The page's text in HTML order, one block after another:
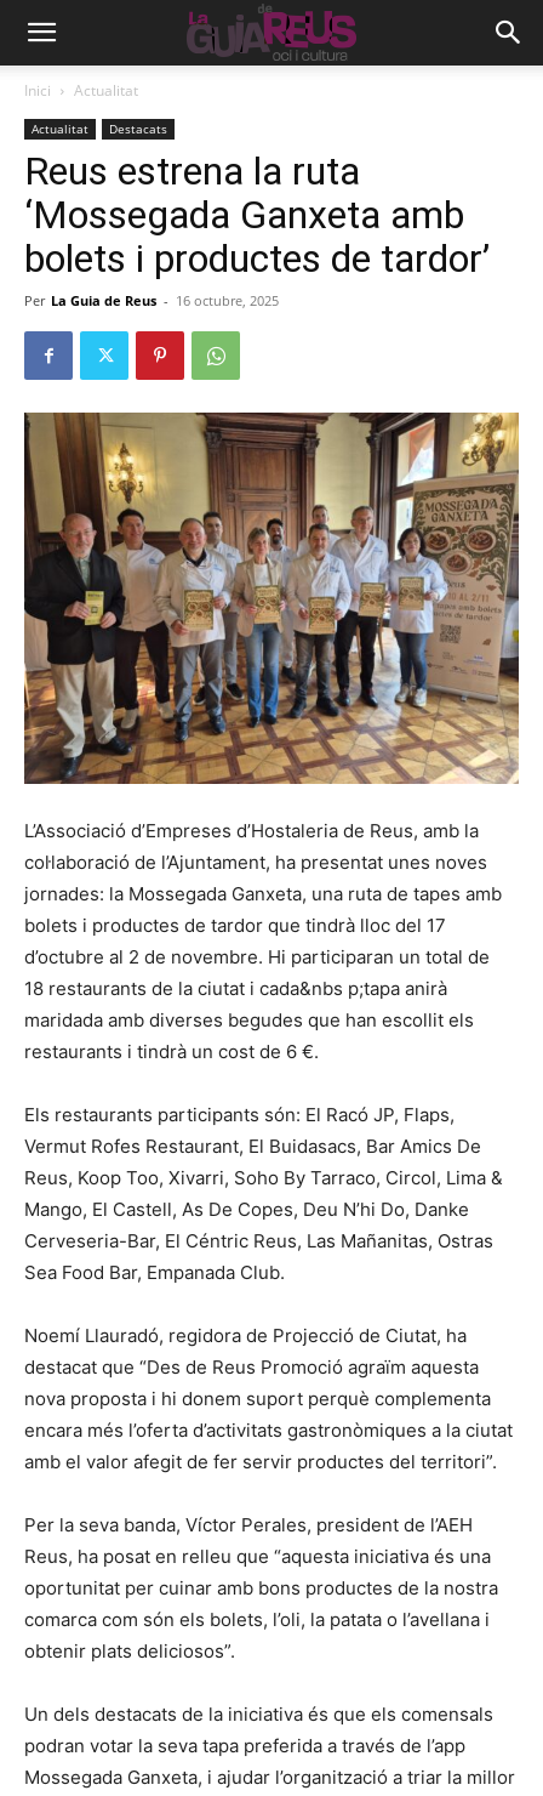
Inici Actualitat
Actualitat Destacats
Reus estrena la ruta
‘Mossegada Ganxeta amb
bolets i productes de tardor’
Per La Guia de Reus - 16 octubre, 2025
L’Associació d’Empreses d’Hostaleria de Reus, amb la
col·laboració de l’Ajuntament, ha presentat unes noves
jornades: la Mossegada Ganxeta, una ruta de tapes amb
bolets i productes de tardor que tindrà lloc del 17
d’octubre al 2 de novembre. Hi participaran un total de
18 restaurants de la ciutat i cada&nbs p;tapa anirà
maridada amb diverses begudes que han escollit els
restaurants i tindrà un cost de 6 €.
Els restaurants participants són: El Racó JP, Flaps,
Vermut Rofes Restaurant, El Buidasacs, Bar Amics De
Reus, Koop Too, Xivarri, Soho By Tarraco, Circol, Lima &
Mango, El Castell, As De Copes, Deu N’hi Do, Danke
Cerveseria-Bar, El Céntric Reus, Las Mañanitas, Ostras
Sea Food Bar, Empanada Club.
Noemí Llauradó, regidora de Projecció de Ciutat, ha
destacat que “Des de Reus Promoció agraïm aquesta
nova proposta i hi donem suport perquè complementa
encara més l’oferta d’activitats gastronòmiques a la ciutat
amb el valor afegit de fer servir productes del territori”.
Per la seva banda, Víctor Perales, president de l’AEH
Reus, ha posat en relleu que “aquesta iniciativa és una
oportunitat per cuinar amb bons productes de la nostra
comarca com són els bolets, l’oli, la patata o l’avellana i
obtenir plats deliciosos”.
Un dels destacats de la iniciativa és que els comensals
podran votar la seva tapa preferida a través de l’app
Mossegada Ganxeta, i ajudar l’organització a triar la millor